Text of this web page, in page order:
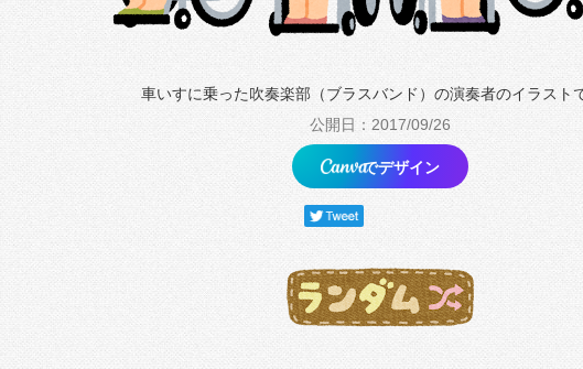
車いすに乗った吹奏楽部（ブラスバンド）の演奏者のイラスト
公開日：2017/09/26
でデザイン